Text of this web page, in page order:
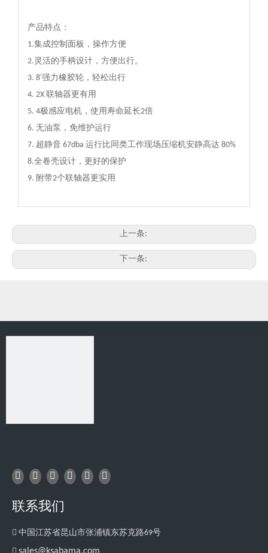
产品特点：
1.集成控制面板，操作方便
2.灵活的手柄设计，方便出行。
3. 8'强力橡胶轮，轻松出行
4. 2X 联轴器更有用
5. 4极感应电机，使用寿命延长2倍
6. 无油泵，免维护运行
7. 超静音 67dba 运行比同类工作现场压缩机安静高达 80%
8.全卷壳设计，更好的保护
9. 附带2个联轴器更实用
上一条:
下一条:
联系我们
 中国江苏省昆山市张浦镇东苏克路69号
